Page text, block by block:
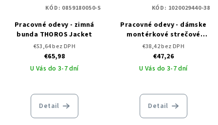
Pracovné odevy - zimná
bunda THOROS Jacket
€53,64 bez DPH
€65,98
U Vás do 3-7 dní
Detail
KÓD: 0859180050-S
Pracovné odevy - dámske
montérkové strečové
nohavice do pása CXS
STRETCH
€38,42 bez DPH
€47,26
U Vás do 3-7 dní
Detail
KÓD: 1020029440-38